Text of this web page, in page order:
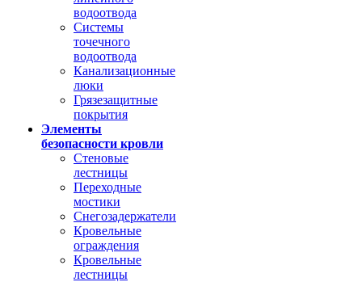
водоотвода
Системы
точечного
водоотвода
Канализационные
люки
Грязезащитные
покрытия
Элементы
безопасности кровли
Стеновые
лестницы
Переходные
мостики
Снегозадержатели
Кровельные
ограждения
Кровельные
лестницы